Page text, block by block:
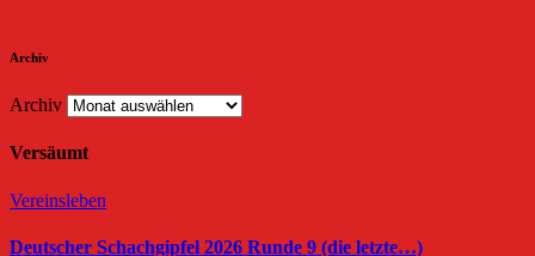
Archiv
Archiv
Versäumt
Vereinsleben
Deutscher Schachgipfel 2026 Runde 9 (die letzte…)